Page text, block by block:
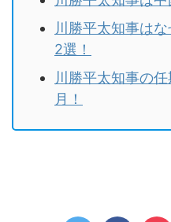
川勝平太知事は
2選！
川勝平太知事の
月！